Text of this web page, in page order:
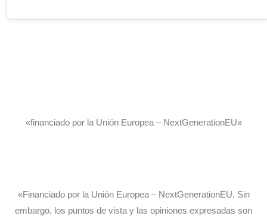
«financiado por la Unión Europea – NextGenerationEU»
«Financiado por la Unión Europea – NextGenerationEU. Sin
embargo, los puntos de vista y las opiniones expresadas son